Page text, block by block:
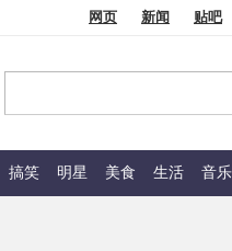
网页 新闻 贴吧
搞笑 明星 美食 生活 音乐